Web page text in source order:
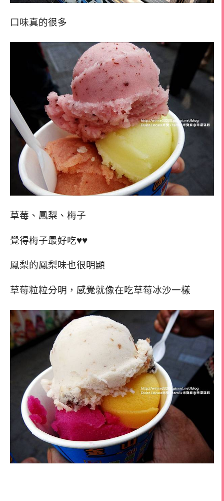
口味真的很多
草莓、鳳梨、梅子
覺得梅子最好吃♥♥
鳳梨的鳳梨味也很明顯
草莓粒粒分明，感覺就像在吃草莓冰沙一樣